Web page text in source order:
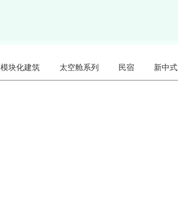
模块化建筑 太空舱系列 民宿 新中式